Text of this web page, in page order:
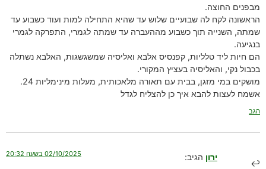
מבפנים החוצה.
הראשונה לקח לה שבועיים שלוש עד שהיא התחילה למות ועוד כשבוע עד
שמתה, השנייה תוך כשבוע מההעברה עד שמתה לגמרי, התפרקה לגמרי
בנגיעה.
הם חיות ליד טלליות, קפנסיס אלבא ואליסיה שמשגשגות, האלבא נשתלה
בכבול נקי, והאליסיה בעציץ המקורי.
מושקים במי מזגן, בבית עם תאורה מלאכותית, מעלות מינימליות 24.
אשמח לעצות להבא איך כן להצליח לגדל
הגב
ירון הגיב: 02/10/2025 בשעה 20:32